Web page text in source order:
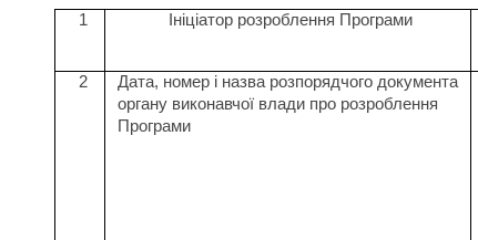
1 Ініціатор розроблення Програми
2
Дата, номер і назва розпорядчого документа
органу виконавчої влади про розроблення
Програми